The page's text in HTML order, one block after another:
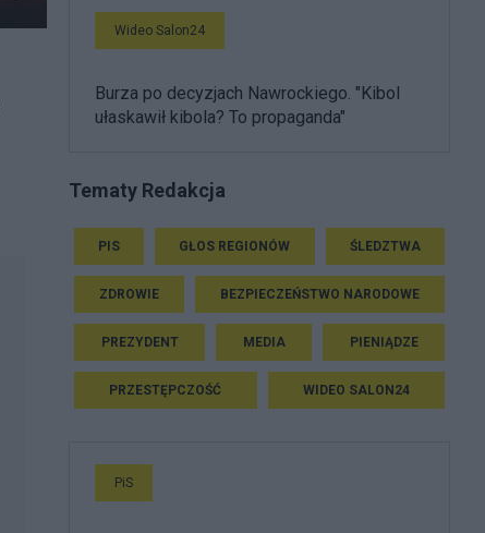
Wideo Salon24
Burza po decyzjach Nawrockiego. "Kibol
ułaskawił kibola? To propaganda"
Tematy Redakcja
PIS GŁOS REGIONÓW ŚLEDZTWA
ZDROWIE BEZPIECZEŃSTWO NARODOWE
PREZYDENT MEDIA PIENIĄDZE
PRZESTĘPCZOŚĆ WIDEO SALON24
PiS